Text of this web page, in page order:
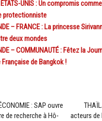
UNIS : Un compromis
protectionniste
– FRANCE : La princesse
deux mondes
– COMMUNAUTÉ : Fêtez la
Française de Bangkok !
: SAP ouvre
de recherche à Hô-
acteurs de